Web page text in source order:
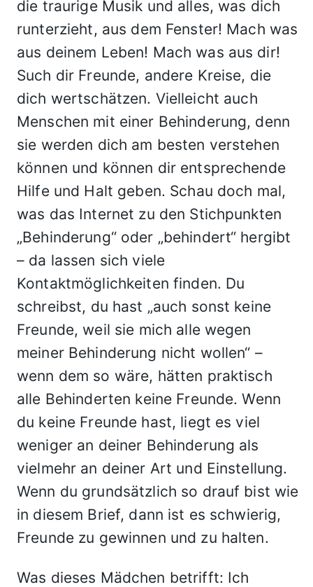
die traurige Musik und alles, was dich
runterzieht, aus dem Fenster! Mach was
aus deinem Leben! Mach was aus dir!
Such dir Freunde, andere Kreise, die
dich wertschätzen. Vielleicht auch
Menschen mit einer Behinderung, denn
sie werden dich am besten verstehen
können und können dir entsprechende
Hilfe und Halt geben. Schau doch mal,
was das Internet zu den Stichpunkten
„Behinderung“ oder „behindert“ hergibt
– da lassen sich viele
Kontaktmöglichkeiten finden. Du
schreibst, du hast „auch sonst keine
Freunde, weil sie mich alle wegen
meiner Behinderung nicht wollen“ –
wenn dem so wäre, hätten praktisch
alle Behinderten keine Freunde. Wenn
du keine Freunde hast, liegt es viel
weniger an deiner Behinderung als
vielmehr an deiner Art und Einstellung.
Wenn du grundsätzlich so drauf bist wie
in diesem Brief, dann ist es schwierig,
Freunde zu gewinnen und zu halten.
Was dieses Mädchen betrifft: Ich